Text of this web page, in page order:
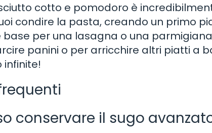
cotto e pomodoro è
condire la pasta, creando un primo
base per una lasagna o una
panini o per arricchire altri piatti a
infinite!
conservare il sugo